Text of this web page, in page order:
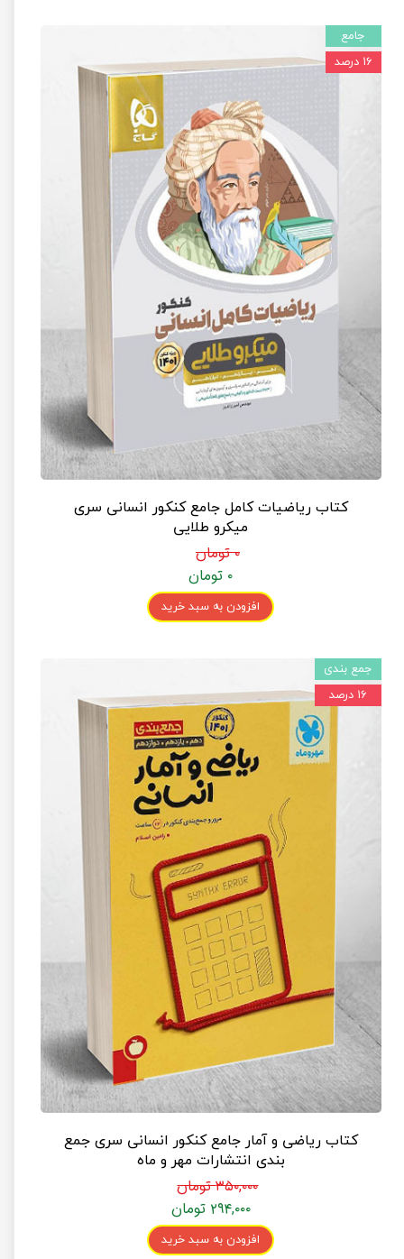
کتاب ریاضیات کامل جامع کنکور انسانی سری
میکرو طلایی
۰ تومان
۰ تومان
افزودن به سبد خرید
جامع
۱۶ درصد
کتاب ریاضی و آمار جامع کنکور انسانی سری جمع
بندی انتشارات مهر و ماه
۳۵۰,۰۰۰ تومان
۲۹۴,۰۰۰ تومان
افزودن به سبد خرید
جمع بندی
۱۶ درصد